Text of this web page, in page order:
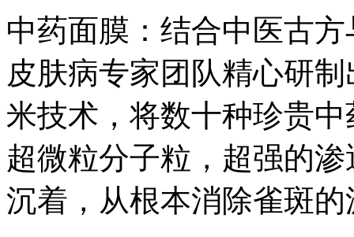
中药面膜：结合中医古
皮肤病专家团队精心研
米技术，将数十种珍贵
超微粒分子粒，超强的
沉着，从根本消除雀斑的